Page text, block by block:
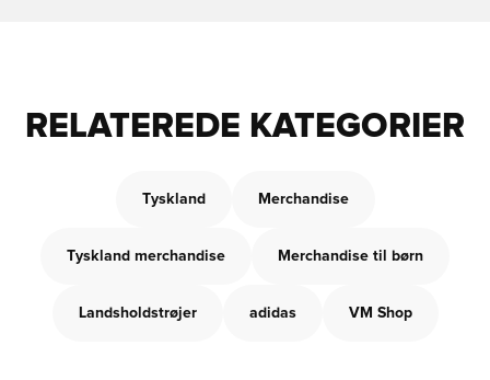
RELATEREDE KATEGORIER
Tyskland Merchandise
Tyskland merchandise Merchandise til børn
Landsholdstrøjer adidas VM Shop